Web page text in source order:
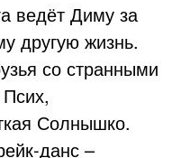
ведёт Диму за
другую жизнь.
со странными
Солнышко.
данс –